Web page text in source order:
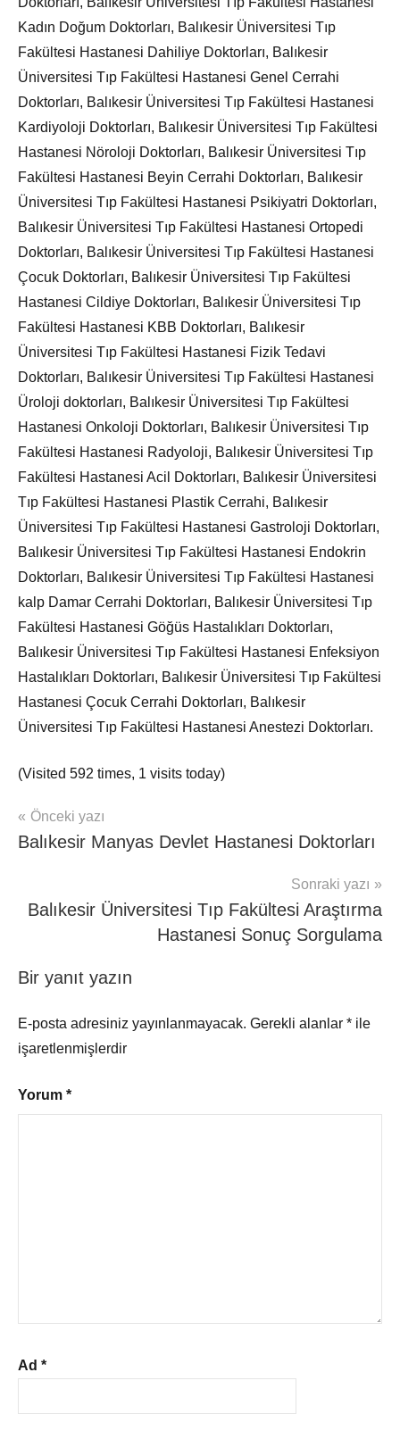
Kadın Doğum Doktorları, Balıkesir Üniversitesi Tıp
Fakültesi Hastanesi Dahiliye Doktorları, Balıkesir
Üniversitesi Tıp Fakültesi Hastanesi Genel Cerrahi
Doktorları, Balıkesir Üniversitesi Tıp Fakültesi Hastanesi
Kardiyoloji Doktorları, Balıkesir Üniversitesi Tıp Fakültesi
Hastanesi Nöroloji Doktorları, Balıkesir Üniversitesi Tıp
Fakültesi Hastanesi Beyin Cerrahi Doktorları, Balıkesir
Üniversitesi Tıp Fakültesi Hastanesi Psikiyatri Doktorları,
Balıkesir Üniversitesi Tıp Fakültesi Hastanesi Ortopedi
Doktorları, Balıkesir Üniversitesi Tıp Fakültesi Hastanesi
Çocuk Doktorları, Balıkesir Üniversitesi Tıp Fakültesi
Hastanesi Cildiye Doktorları, Balıkesir Üniversitesi Tıp
Fakültesi Hastanesi KBB Doktorları, Balıkesir
Üniversitesi Tıp Fakültesi Hastanesi Fizik Tedavi
Doktorları, Balıkesir Üniversitesi Tıp Fakültesi Hastanesi
Üroloji doktorları, Balıkesir Üniversitesi Tıp Fakültesi
Hastanesi Onkoloji Doktorları, Balıkesir Üniversitesi Tıp
Fakültesi Hastanesi Radyoloji, Balıkesir Üniversitesi Tıp
Fakültesi Hastanesi Acil Doktorları, Balıkesir Üniversitesi
Tıp Fakültesi Hastanesi Plastik Cerrahi, Balıkesir
Üniversitesi Tıp Fakültesi Hastanesi Gastroloji Doktorları,
Balıkesir Üniversitesi Tıp Fakültesi Hastanesi Endokrin
Doktorları, Balıkesir Üniversitesi Tıp Fakültesi Hastanesi
kalp Damar Cerrahi Doktorları, Balıkesir Üniversitesi Tıp
Fakültesi Hastanesi Göğüs Hastalıkları Doktorları,
Balıkesir Üniversitesi Tıp Fakültesi Hastanesi Enfeksiyon
Hastalıkları Doktorları, Balıkesir Üniversitesi Tıp Fakültesi
Hastanesi Çocuk Cerrahi Doktorları, Balıkesir
Üniversitesi Tıp Fakültesi Hastanesi Anestezi Doktorları.
(Visited 592 times, 1 visits today)
Şununla
etiketlenmiş:
Doktorları
Hasta
Haber
Yazı
gezinmesi
Önceki yazı
Balıkesir Manyas Devlet Hastanesi Doktorları
Sonraki yazı
Balıkesir Üniversitesi Tıp Fakültesi Araştırma
Hastanesi Sonuç Sorgulama
Bir yanıt yazın
E-posta adresiniz yayınlanmayacak. Gerekli alanlar * ile
işaretlenmişlerdir
Yorum *
Ad *